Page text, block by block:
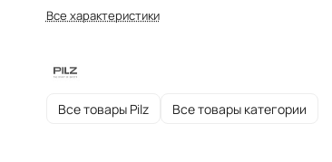
Все характеристики
Все товары Pilz Все товары категории